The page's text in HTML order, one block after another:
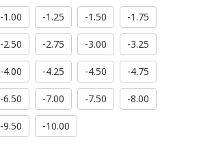
-1.00 -1.25 -1.50 -1.75
-2.50 -2.75 -3.00 -3.25
-4.00 -4.25 -4.50 -4.75
-6.50 -7.00 -7.50 -8.00
-9.50 -10.00